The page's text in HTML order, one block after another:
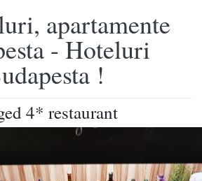
apartamente
- Hoteluri
!
4* restaurant